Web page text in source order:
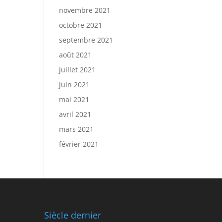
novembre 2021
octobre 2021
septembre 2021
août 2021
juillet 2021
juin 2021
mai 2021
avril 2021
mars 2021
février 2021
Siècle dernier